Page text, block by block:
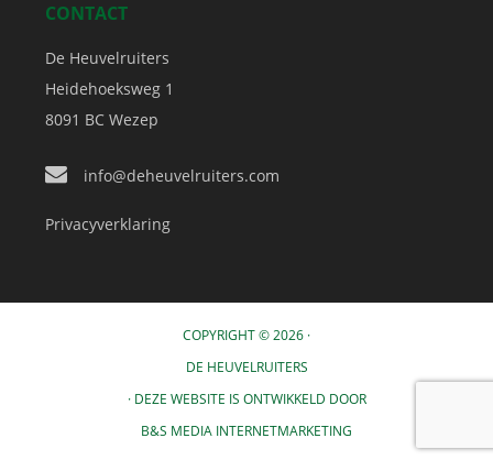
CONTACT
De Heuvelruiters
Heidehoeksweg 1
8091 BC Wezep
info@deheuvelruiters.com
Privacyverklaring
COPYRIGHT © 2026 ·
DE HEUVELRUITERS
· DEZE WEBSITE IS ONTWIKKELD DOOR
B&S MEDIA INTERNETMARKETING